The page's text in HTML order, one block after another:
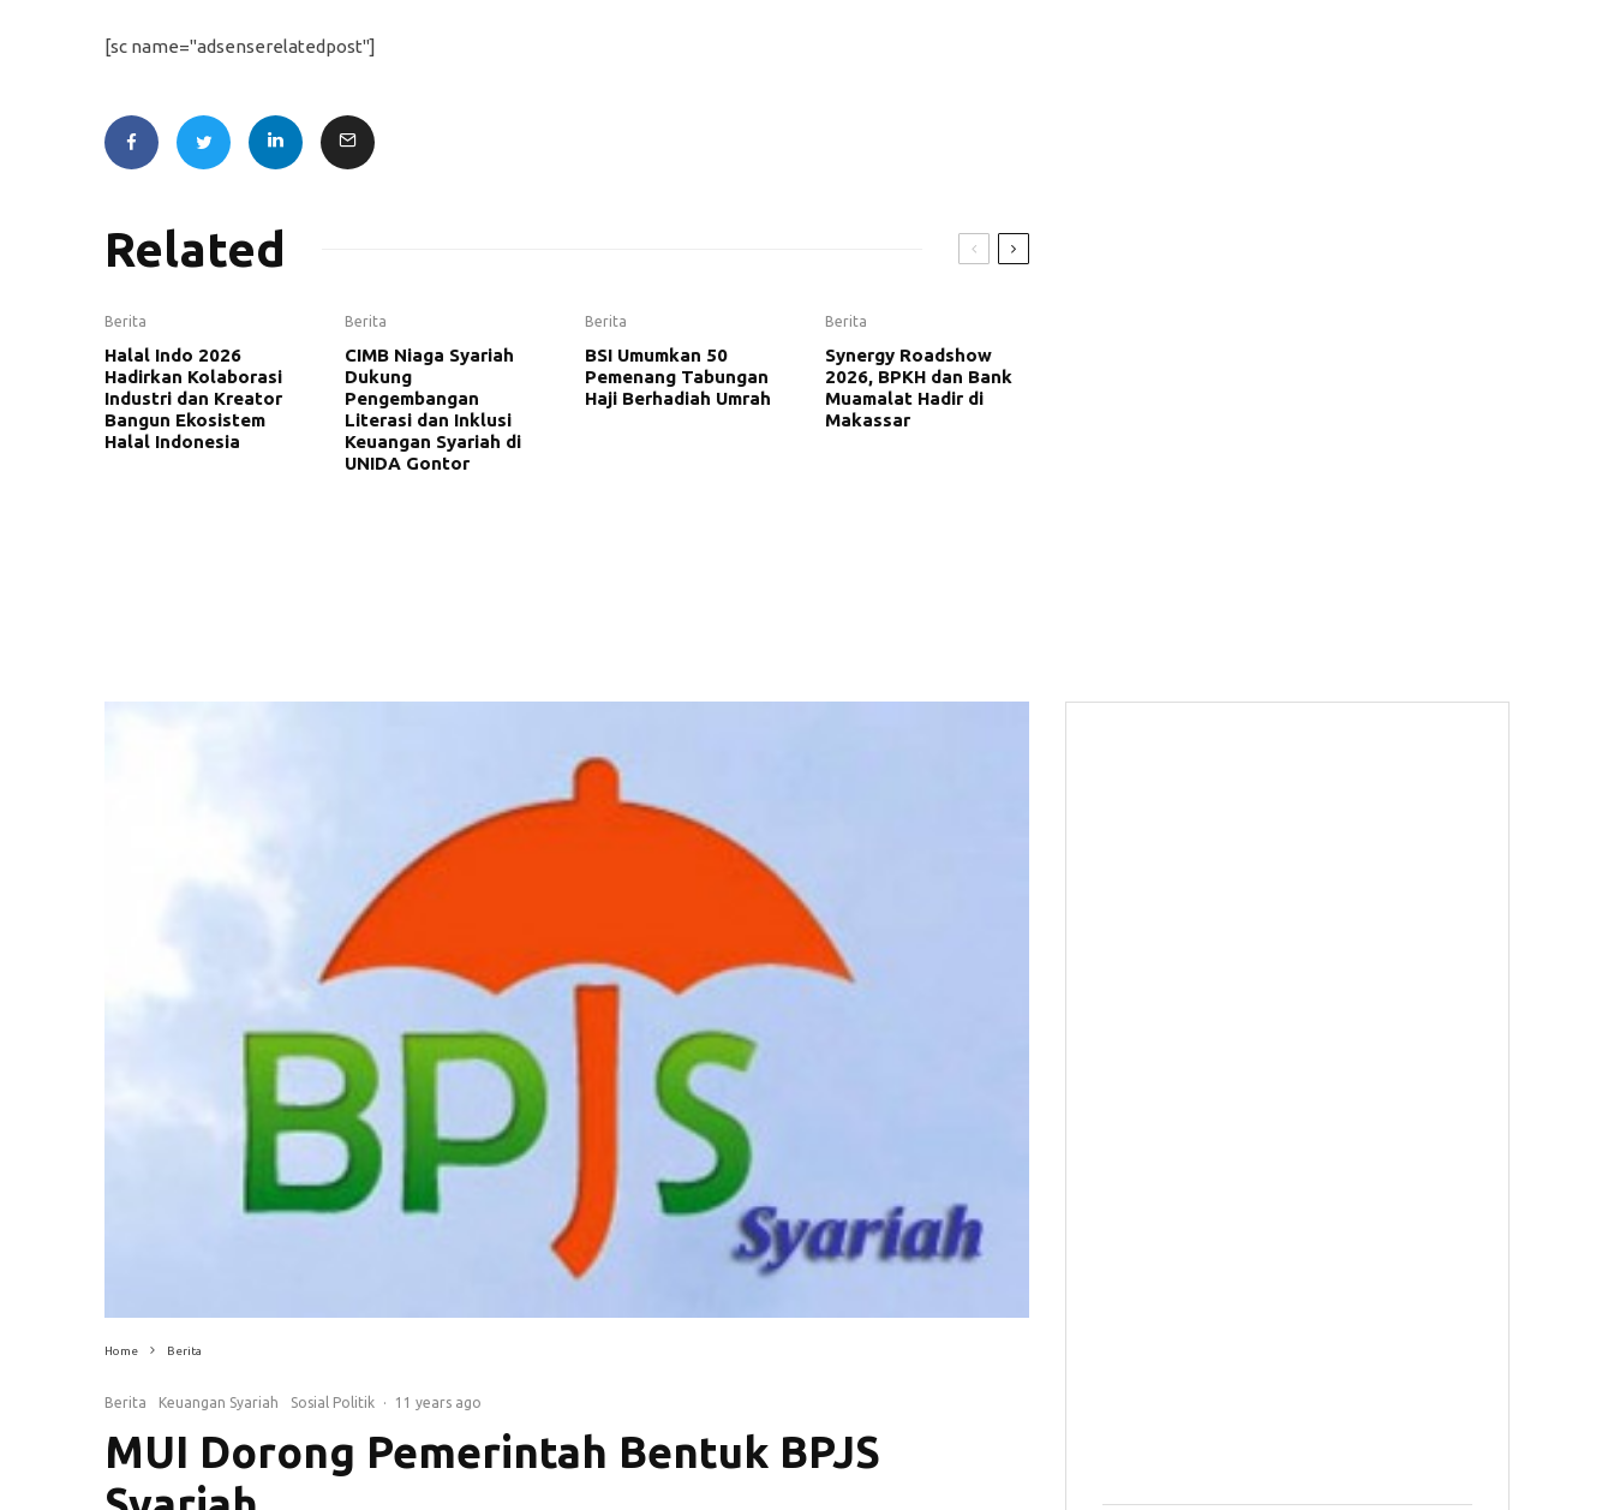
[sc name="adsenserelatedpost"]
Related
Berita
Halal Indo 2026
Hadirkan Kolaborasi
Industri dan Kreator
Bangun Ekosistem
Halal Indonesia
Berita
CIMB Niaga Syariah
Dukung
Pengembangan
Literasi dan Inklusi
Keuangan Syariah di
UNIDA Gontor
Berita
BSI Umumkan 50
Pemenang Tabungan
Haji Berhadiah Umrah
Berita
Synergy Roadshow
2026, BPKH dan Bank
Muamalat Hadir di
Makassar
Home Berita
Berita Keuangan Syariah Sosial Politik · 11 years ago
MUI Dorong Pemerintah Bentuk BPJS